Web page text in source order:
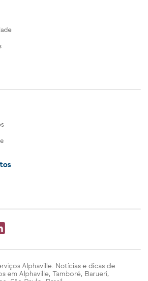
Alphaville. Notícias e dicas de
em Alphaville, Tamboré, Barueri,